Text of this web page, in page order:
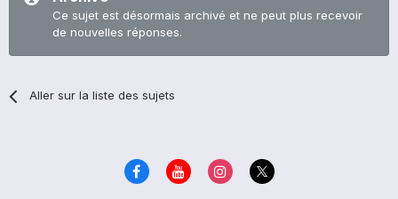
Ce sujet est désormais archivé et ne peut plus recevoir
de nouvelles réponses.
Aller sur la liste des sujets